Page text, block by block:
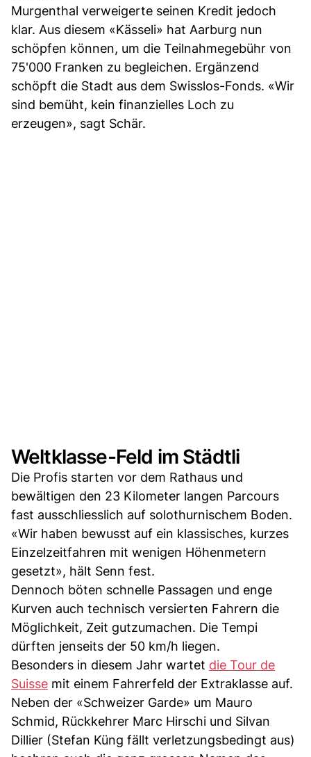
Murgenthal verweigerte seinen Kredit jedoch
klar. Aus diesem «Kässeli» hat Aarburg nun
schöpfen können, um die Teilnahmegebühr von
75'000 Franken zu begleichen. Ergänzend
schöpft die Stadt aus dem Swisslos-Fonds. «Wir
sind bemüht, kein finanzielles Loch zu
erzeugen», sagt Schär.
Weltklasse-Feld im Städtli
Die Profis starten vor dem Rathaus und
bewältigen den 23 Kilometer langen Parcours
fast ausschliesslich auf solothurnischem Boden.
«Wir haben bewusst auf ein klassisches, kurzes
Einzelzeitfahren mit wenigen Höhenmetern
gesetzt», hält Senn fest.
Dennoch böten schnelle Passagen und enge
Kurven auch technisch versierten Fahrern die
Möglichkeit, Zeit gutzumachen. Die Tempi
dürften jenseits der 50 km/h liegen.
Besonders in diesem Jahr wartet die Tour de
Suisse mit einem Fahrerfeld der Extraklasse auf.
Neben der «Schweizer Garde» um Mauro
Schmid, Rückkehrer Marc Hirschi und Silvan
Dillier (Stefan Küng fällt verletzungsbedingt aus)